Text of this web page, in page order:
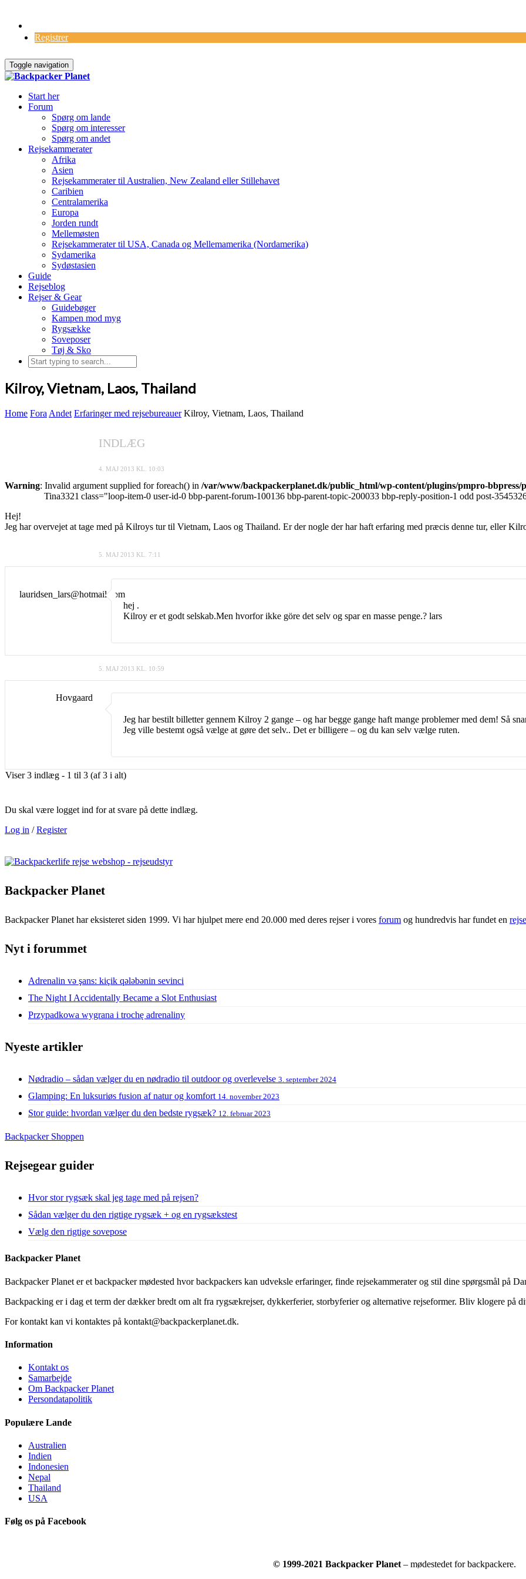
Registrer
Toggle navigation
Start her
Forum
Spørg om lande
Spørg om interesser
Spørg om andet
Rejsekammerater
Afrika
Asien
Rejsekammerater til Australien, New Zealand eller Stillehavet
Caribien
Centralamerika
Europa
Jorden rundt
Mellemøsten
Rejsekammerater til USA, Canada og Mellemamerika (Nordamerika)
Sydamerika
Sydøstasien
Guide
Rejseblog
Rejser & Gear
Guidebøger
Kampen mod myg
Rygsække
Soveposer
Tøj & Sko
Kilroy, Vietnam, Laos, Thailand
Home Fora Andet Erfaringer med rejsebureauer Kilroy, Vietnam, Laos, Thailand
INDLÆG
4. MAJ 2013 KL. 10:03
Warning: Invalid argument supplied for foreach() in /var/www/backpackerplanet.dk/public_html/wp-content/plugins/pmpro-bbpress/
class="loop-item-0 user-id-0 bbp-parent-forum-100136 bbp-parent-topic-200033 bbp-reply-position-1 odd post-
Tina3321
Hej!
Jeg har overvejet at tage med på Kilroys tur til Vietnam, Laos og Thailand. Er der nogle der har haft erfaring med præcis denne tur, eller
5. MAJ 2013 KL. 7:11
lauridsen_lars@hotmail.com
hej .
Kilroy er et godt selskab.Men hvorfor ikke göre det selv og spar en masse penge.? lars
5. MAJ 2013 KL. 10:59
Hovgaard
Jeg har bestilt billetter gennem Kilroy 2 gange – og har begge gange haft mange problemer med dem! Så
Jeg ville bestemt også vælge at gøre det selv.. Det er billigere – og du kan selv vælge ruten.
Viser 3 indlæg - 1 til 3 (af 3 i alt)
Du skal være logget ind for at svare på dette indlæg.
Log in /Register
Backpacker Planet
Backpacker Planet har eksisteret siden 1999. Vi har hjulpet mere end 20.000 med deres rejser i vores forum og hundredvis har fundet en
Nyt i forummet
Adrenalin və şans: kiçik qələbənin sevinci
The Night I Accidentally Became a Slot Enthusiast
Przypadkowa wygrana i trochę adrenaliny
Nyeste artikler
Nødradio – sådan vælger du en nødradio til outdoor og overlevelse 3. september 2024
Glamping: En luksuriøs fusion af natur og komfort 14. november 2023
Stor guide: hvordan vælger du den bedste rygsæk? 12. februar 2023
Backpacker Shoppen
Rejsegear guider
Hvor stor rygsæk skal jeg tage med på rejsen?
Sådan vælger du den rigtige rygsæk + og en rygsækstest
Vælg den rigtige sovepose
Backpacker Planet
Backpacker Planet er et backpacker mødested hvor backpackers kan udveksle erfaringer, finde rejsekammerater og stil dine spørgsmål på
Backpacking er i dag et term der dækker bredt om alt fra rygsækrejser, dykkerferier, storbyferier og alternative rejseformer. Bliv klogere på
For kontakt kan vi kontaktes på kontakt@backpackerplanet.dk.
Information
Kontakt os
Samarbejde
Om Backpacker Planet
Persondatapolitik
Populære Lande
Australien
Indien
Indonesien
Nepal
Thailand
USA
Følg os på Facebook
© 1999-2021 Backpacker Planet – mødestedet for backpackere.